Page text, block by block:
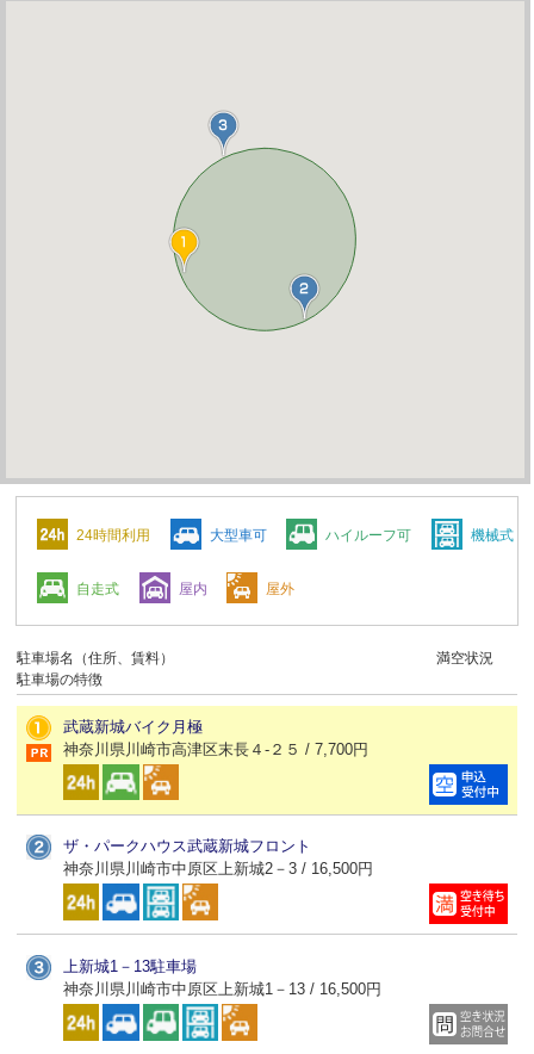
24時間利用 大型車可 ハイルーフ可 機械式
自走式 屋内 屋外
駐車場名（住所、賃料）
駐車場の特徴
満空状況
武蔵新城バイク月極
神奈川県川崎市高津区末長４-２５ / 7,700円
ザ・パークハウス武蔵新城フロント
神奈川県川崎市中原区上新城2－3 / 16,500円
上新城1－13駐車場
神奈川県川崎市中原区上新城1－13 / 16,500円